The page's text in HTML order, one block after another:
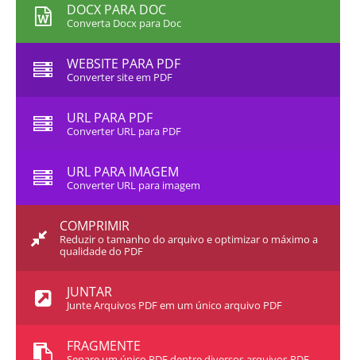
DOCX PARA DOC
Converta Docx para Doc
WEBSITE PARA PDF
Converter site em PDF
URL PARA PDF
Converter URL para PDF
URL PARA IMAGEM
Converter URL para imagem
COMPRIMIR
Reduzir o tamanho do arquivo e optimizar o máximo a
qualidade do PDF
JUNTAR
Junte Arquivos PDF em um único arquivo PDF
FRAGMENTE